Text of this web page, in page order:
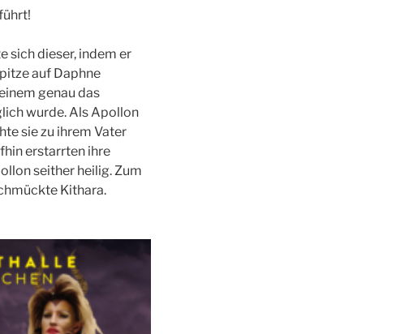
sich dieser, indem er
auf Daphne
genau das
wurde. Als Apollon
sie zu ihrem Vater
erstarrten ihre
seither heilig. Zum
Kithara.